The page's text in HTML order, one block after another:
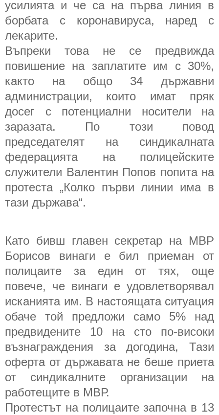
усилията и че са на първа линия в
борбата с коронавируса, наред с
лекарите.
Въпреки това не се предвижда
повишение на заплатите им с 30%,
както на общо 34 държавни
администрации, които имат пряк
досег с потенциални носители на
заразата. По този повод
председателят на синдикалната
федерацията на полицейските
служители Валентин Попов попита на
протеста „Колко първи линии има в
тази държава“.
Като бивш главен секретар на МВР
Борисов винаги е бил приеман от
полицаите за един от тях, още
повече, че винаги е удовлетворявал
исканията им. В настоящата ситуация
обаче той предложи само 5% над
предвидените 10 на сто по-високи
възнаграждения за догодина, Тази
оферта от държавата не беше приета
от синдикалните организации на
работещите в МВР.
Протестът на полицаите започна в 13